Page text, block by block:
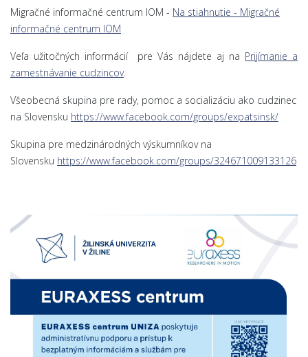
Migračné informačné centrum IOM - Na stiahnutie - Migračné
informačné centrum IOM
Veľa užitočných informácií pre Vás nájdete aj na Prijímanie a
zamestnávanie cudzincov.
Všeobecná skupina pre rady, pomoc a socializáciu ako cudzinec
na Slovensku https://www.facebook.com/groups/expatsinsk/
Skupina pre medzinárodných výskumníkov na
Slovensku https://www.facebook.com/groups/324671009133126